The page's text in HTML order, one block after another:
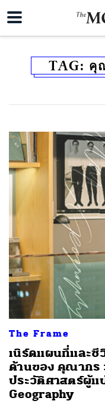
TAG: คุ
The Frame
เนิร์ดแผนที่และชี
ด้านของ คุณากร
ประวัติศาสตร์ผู้
Geography